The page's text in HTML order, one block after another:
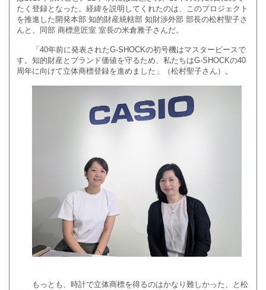
たく登録となった。経緯を説明してくれたのは、このプロジェクト
を推進した開発本部 知的財産統轄部 知財渉外部 部長の松村聖子さ
んと、同部 商標意匠室 室長の米倉雅子さんだ。
「40年前に発表されたG-SHOCKの初号機はマスターピースで
す。知的財産とブランド価値を守るため、私たちはG-SHOCKの40
周年に向けて立体商標登録を進めました」（松村聖子さん）。
もっとも、時計で立体商標を得るのはかなり難しかった、と松